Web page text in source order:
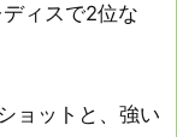
ィスで2位な
ョットと、強い